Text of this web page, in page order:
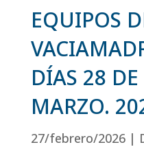
EQUIPOS
DÍAS 28
MARZO.
27/febrero/2026|